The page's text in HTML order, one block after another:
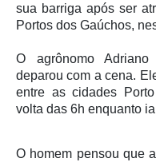
sua barriga após ser
Portos dos Gaúchos,
O agrônomo
deparou com a cena.
entre as cidades
volta das 6h enquanto
O homem pensou que